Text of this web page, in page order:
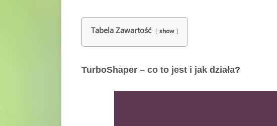
Tabela Zawartość show
TurboShaper – co to jest i jak działa?